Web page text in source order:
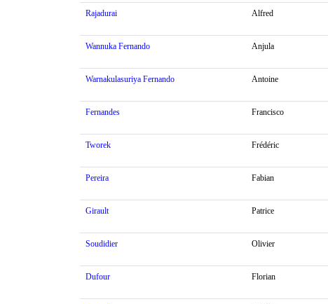
Rajadurai Alfred
Wannuka Fernando Anjula
Warnakulasuriya Fernando Antoine
Fernandes Francisco
Tworek Frédéric
Pereira Fabian
Girault Patrice
Soudidier Olivier
Dufour Florian